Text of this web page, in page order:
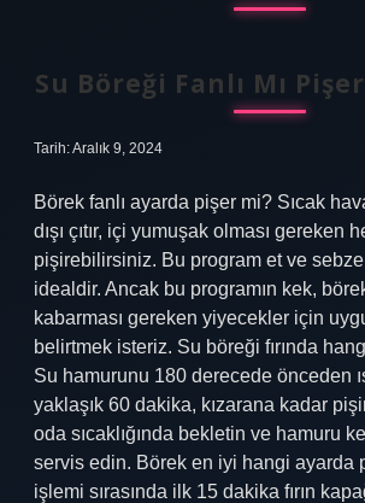
Su Böreği Fanlı Mı Pişer
Tarih: Aralık 9, 2024
Börek fanlı ayarda pişer mi? Sıcak
dışı çıtır, içi yumuşak olması gereken
pişirebilirsiniz. Bu program et ve
idealdir. Ancak bu programın kek,
kabarması gereken yiyecekler için
belirtmek isteriz. Su böreği fırında
Su hamurunu 180 derecede önceden
yaklaşık 60 dakika, kızarana kadar
oda sıcaklığında bekletin ve hamuru
servis edin. Börek en iyi hangi ayarda
işlemi sırasında ilk 15 dakika fırın